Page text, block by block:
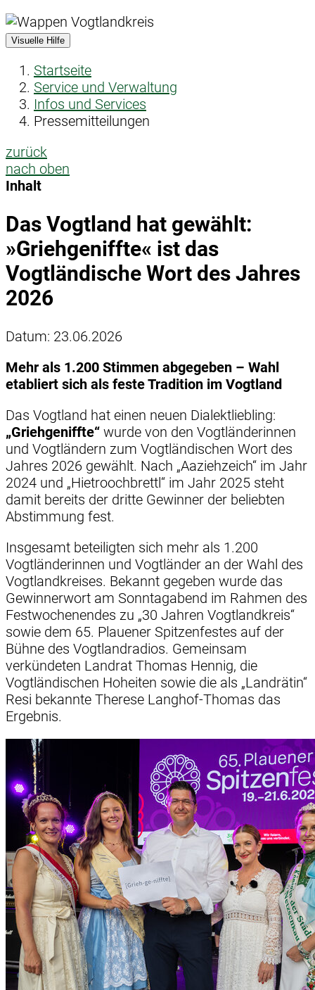
Visuelle Hilfe
Startseite
Service und Verwaltung
Infos und Services
Pressemitteilungen
zurück
nach oben
Inhalt
Das Vogtland hat gewählt:
»Griehgeniffte« ist das
Vogtländische Wort des Jahres
2026
Datum: 23.06.2026
Mehr als 1.200 Stimmen abgegeben – Wahl
etabliert sich als feste Tradition im Vogtland
Das Vogtland hat einen neuen Dialektliebling:
„Griehgeniffte“ wurde von den Vogtländerinnen
und Vogtländern zum Vogtländischen Wort des
Jahres 2026 gewählt. Nach „Aaziehzeich“ im Jahr
2024 und „Hietroochbrettl“ im Jahr 2025 steht
damit bereits der dritte Gewinner der beliebten
Abstimmung fest.
Insgesamt beteiligten sich mehr als 1.200
Vogtländerinnen und Vogtländer an der Wahl des
Vogtlandkreises. Bekannt gegeben wurde das
Gewinnerwort am Sonntagabend im Rahmen des
Festwochenendes zu „30 Jahren Vogtlandkreis“
sowie dem 65. Plauener Spitzenfestes auf der
Bühne des Vogtlandradios. Gemeinsam
verkündeten Landrat Thomas Hennig, die
Vogtländischen Hoheiten sowie die als „Landrätin“
Resi bekannte Therese Langhof-Thomas das
Ergebnis.